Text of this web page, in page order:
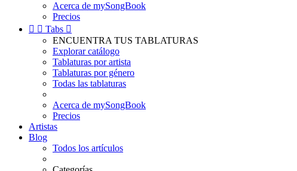
Acerca de mySongBook
Precios
  Tabs 
ENCUENTRA TUS TABLATURAS
Explorar catálogo
Tablaturas por artista
Tablaturas por género
Todas las tablaturas
Acerca de mySongBook
Precios
Artistas
Blog
Todos los artículos